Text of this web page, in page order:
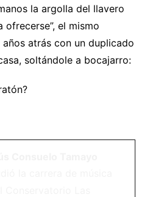
la argolla del llavero
ofrecerse”, el mismo
atrás con un duplicado
soltándole a bocajarro: